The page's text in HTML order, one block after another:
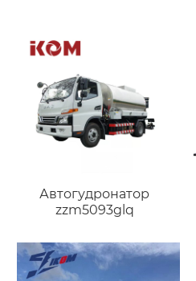
Автогудронатор
zzm5093glq